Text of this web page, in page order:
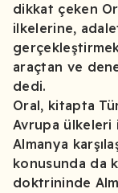
dikkat çeken
ilkelerine,
araçtan ve
dedi.
Oral, kitapta
Avrupa ülkeleri
Almanya
konusunda da
doktrininde